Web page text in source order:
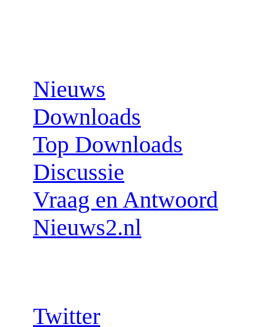
Nieuws
Downloads
Top Downloads
Discussie
Vraag en Antwoord
Nieuws2.nl
Twitter